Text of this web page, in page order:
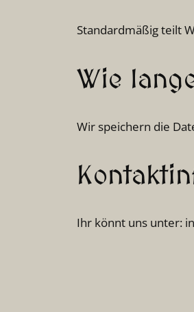
Standardmäßig teilt
Wie
Wir speichern die
Ihr könnt uns unter: